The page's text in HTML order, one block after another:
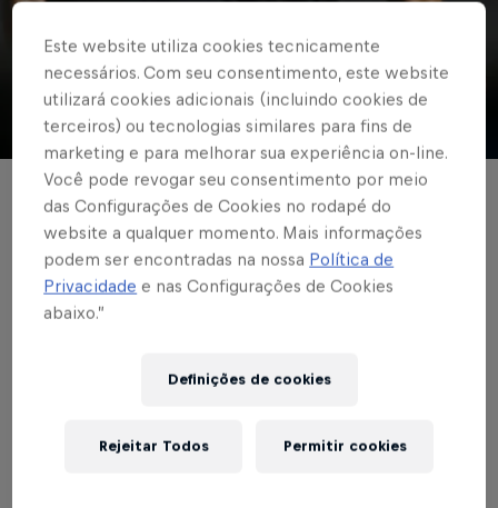
© Red Bull Bragantino
FUTEBOL MASCULINO
De olho em Tóquio,
Cleiton e Claudinho
Seleção Brasileira
Olímpica
Este website utiliza cookies tecnicamente
necessários. Com seu consentimento, este website
utilizará cookies adicionais (incluindo cookies de
terceiros) ou tecnologias similares para fins de
marketing e para melhorar sua experiência on-line.
Você pode revogar seu consentimento por meio
das Configurações de Cookies no rodapé do
website a qualquer momento. Mais informações
podem ser encontradas na nossa Política de
Privacidade e nas Configurações de Cookies
abaixo.”
Definições de cookies
Rejeitar Todos Permitir cookies